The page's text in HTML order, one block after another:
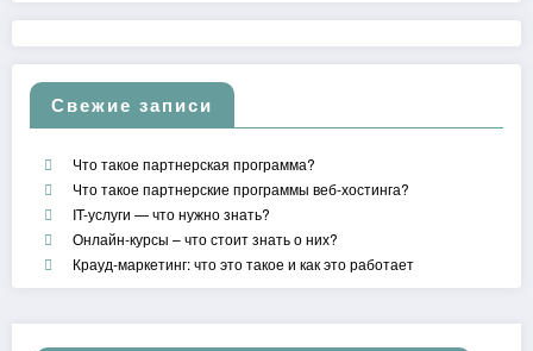
Свежие записи
Что такое партнерская программа?
Что такое партнерские программы веб-хостинга?
IT-услуги — что нужно знать?
Онлайн-курсы – что стоит знать о них?
Крауд-маркетинг: что это такое и как это работает